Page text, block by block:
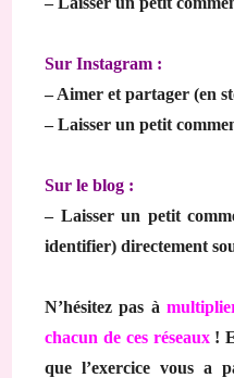
Sur Instagram :
– Aimer et partager (en
– Laisser un petit
Sur le blog :
– Laisser un petit
identifier) directement
N’hésitez pas à
chacun de ces réseaux!
que l’exercice vous a